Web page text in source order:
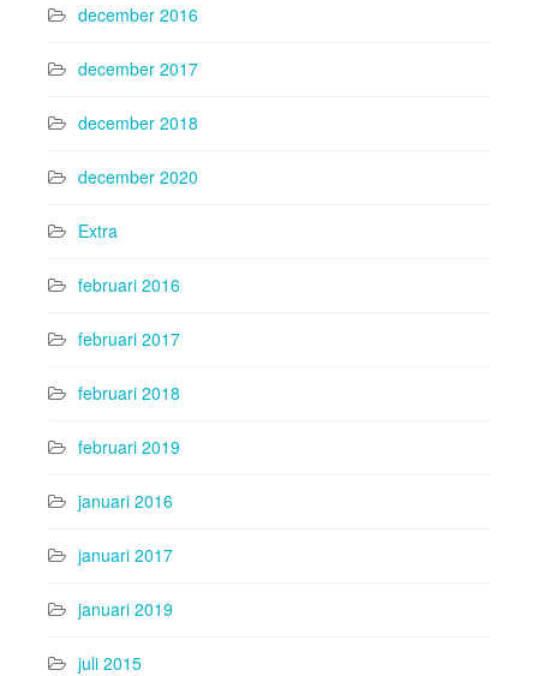
december 2016
december 2017
december 2018
december 2020
Extra
februari 2016
februari 2017
februari 2018
februari 2019
januari 2016
januari 2017
januari 2019
juli 2015